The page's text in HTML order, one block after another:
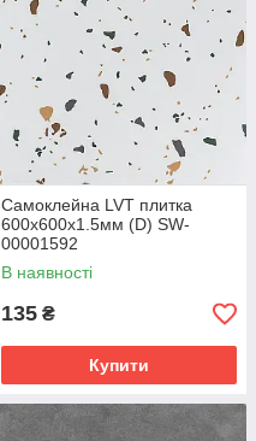
Самоклейна LVT плитка
600х600х1.5мм (D) SW-
00001592
В наявності
135 ₴
Купити